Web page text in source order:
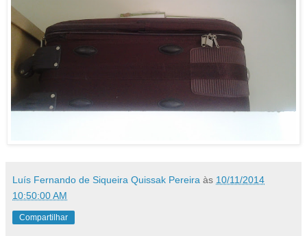
Luís Fernando de Siqueira Quissak Pereira às 10/11/2014
10:50:00 AM
Compartilhar